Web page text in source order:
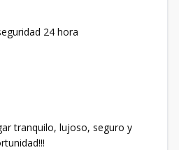
24 hora
tranquilo, lujoso, seguro y